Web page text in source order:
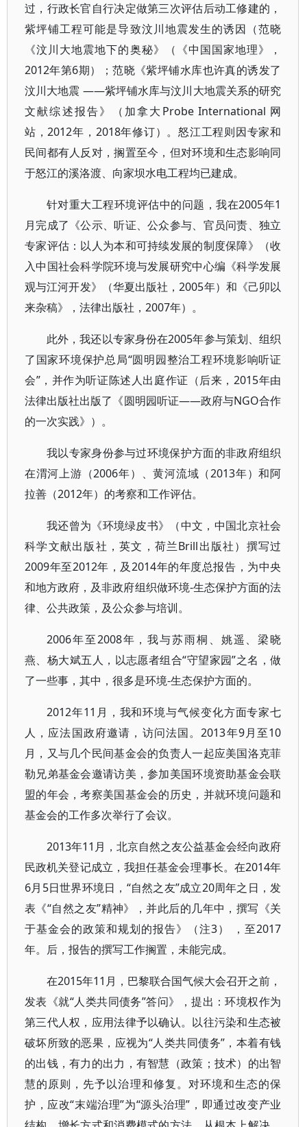
过，行政长官自行决定做第三次评估后动工修建的，
紫坪铺工程可能是导致汶川地震发生的诱因（范晓
《汶川大地震地下的奥秘》（《中国国家地理》，
2012年第6期）；范晓《紫坪铺水库也许真的诱发了
汶川大地震 ——紫坪铺水库与汶川大地震关系的研究
文献综述报告》（加拿大Probe International 网
站，2012年，2018年修订）。怒江工程则因专家和
民间都有人反对，搁置至今，但对环境和生态影响同
于怒江的溪洛渡、向家坝水电工程均已建成。
针对重大工程环境评估中的问题，我在2005年1
月完成了《公示、听证、公众参与、官员问责、独立
专家评估：以人为本和可持续发展的制度保障》（收
入中国社会科学院环境与发展研究中心编《科学发展
观与江河开发》（华夏出版社，2005年）和《己卯以
来杂稿》，法律出版社，2007年）。
此外，我还以专家身份在2005年参与策划、组织
了国家环境保护总局“圆明园整治工程环境影响听证
会”，并作为听证陈述人出庭作证（后来，2015年由
法律出版社出版了《圆明园听证——政府与NGO合作
的一次实践》）。
我以专家身份参与过环境保护方面的非政府组织
在渭河上游（2006年）、黄河流域（2013年）和阿
拉善（2012年）的考察和工作评估。
我还曾为《环境绿皮书》（中文，中国北京社会
科学文献出版社，英文，荷兰Brill出版社）撰写过
2009年至2012年，及2014年的年度总报告，为中央
和地方政府，及非政府组织做环境-生态保护方面的法
律、公共政策，及公众参与培训。
2006年至2008年，我与苏雨桐、姚遥、梁晓
燕、杨大斌五人，以志愿者组合“守望家园”之名，做
了一些事，其中，很多是环境-生态保护方面的。
2012年11月，我和环境与气候变化方面专家七
人，应法国政府邀请，访问法国。2013年9月至10
月，又与几个民间基金会的负责人一起应美国洛克菲
勒兄弟基金会邀请访美，参加美国环境资助基金会联
盟的年会，考察美国基金会的历史，并就环境问题和
基金会的工作多次举行了会议。
2013年11月，北京自然之友公益基金会经向政府
民政机关登记成立，我担任基金会理事长。在2014年
6月5日世界环境日，“自然之友”成立20周年之日，发
表《“自然之友”精神》，并此后的几年中，撰写《关
于基金会的政策和规划的报告》（注3） ，至2017
年。后，报告的撰写工作搁置，未能完成。
在2015年11月，巴黎联合国气候大会召开之前，
发表《就“人类共同债务”答问》，提出：环境权作为
第三代人权，应用法律予以确认。以往污染和生态被
破坏所致的恶果，应视为“人类共同债务”，本着有钱
的出钱，有力的出力，有智慧（政策；技术）的出智
慧的原则，先予以治理和修复。对环境和生态的保
护，应改“末端治理”为“源头治理”，即通过改变产业